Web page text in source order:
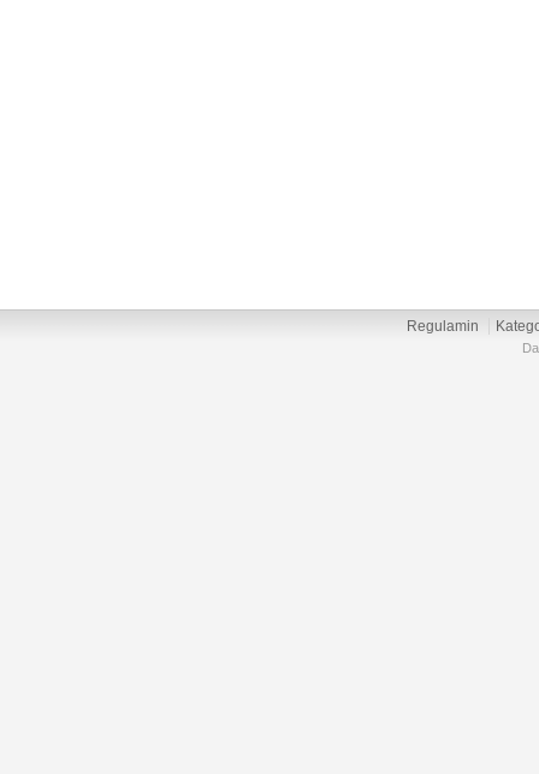
Regulamin